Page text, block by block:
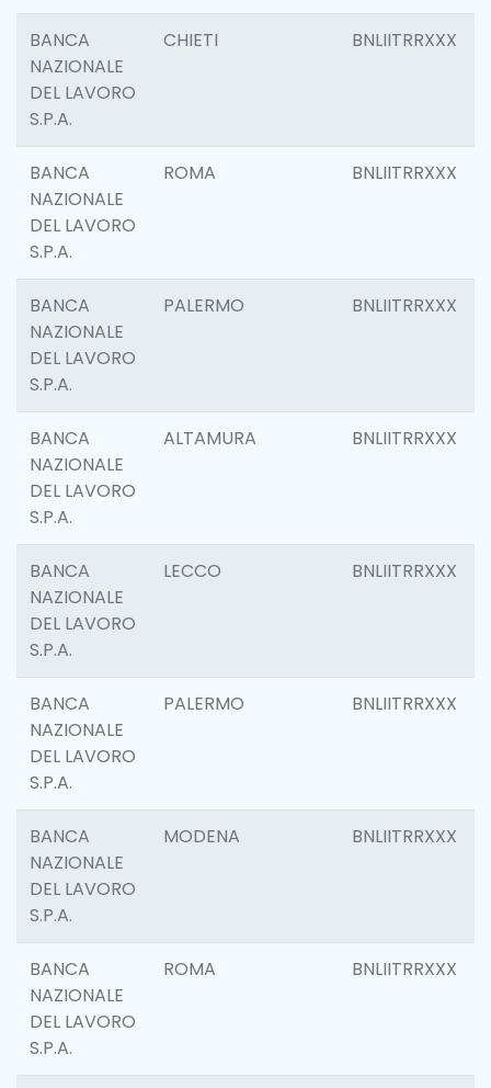
BANCA
NAZIONALE
DEL LAVORO
S.P.A.
CHIETI BNLIITRRXXX
BANCA
NAZIONALE
DEL LAVORO
S.P.A.
ROMA BNLIITRRXXX
BANCA
NAZIONALE
DEL LAVORO
S.P.A.
PALERMO BNLIITRRXXX
BANCA
NAZIONALE
DEL LAVORO
S.P.A.
ALTAMURA BNLIITRRXXX
BANCA
NAZIONALE
DEL LAVORO
S.P.A.
LECCO BNLIITRRXXX
BANCA
NAZIONALE
DEL LAVORO
S.P.A.
PALERMO BNLIITRRXXX
BANCA
NAZIONALE
DEL LAVORO
S.P.A.
MODENA BNLIITRRXXX
BANCA
NAZIONALE
DEL LAVORO
S.P.A.
ROMA BNLIITRRXXX